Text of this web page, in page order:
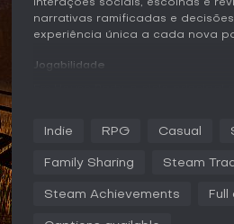
interações sociais, escolhas e
narrativas ramificadas e
experiência única a cada nova
Jogabilidade
convidado pelo seu amigo
influenciando a percepção dos
Indie RPG Casual
Family Sharing Steam
Steam Achievements